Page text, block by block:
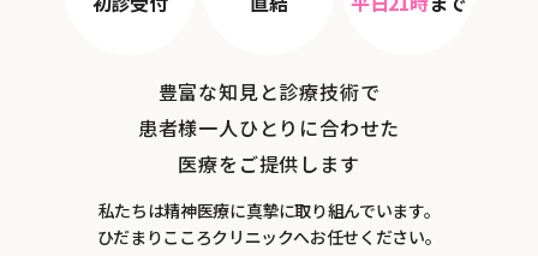
豊富な知見と診療技術で
患者様一人ひとりに合わせた
医療をご提供します
私たちは精神医療に真摯に取り組んでいます。
ひだまりこころクリニックへお任せください。